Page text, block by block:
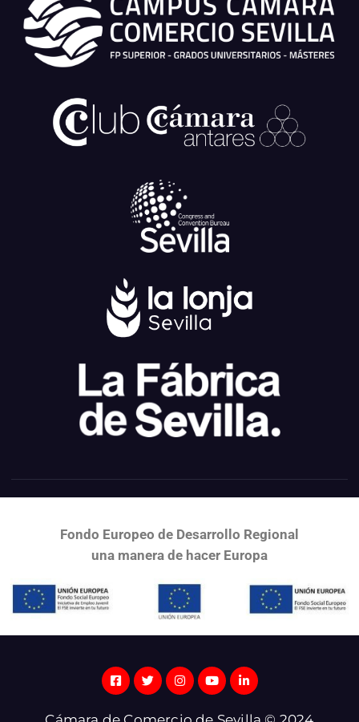
Fondo Europeo de Desarrollo Regional
una manera de hacer Europa